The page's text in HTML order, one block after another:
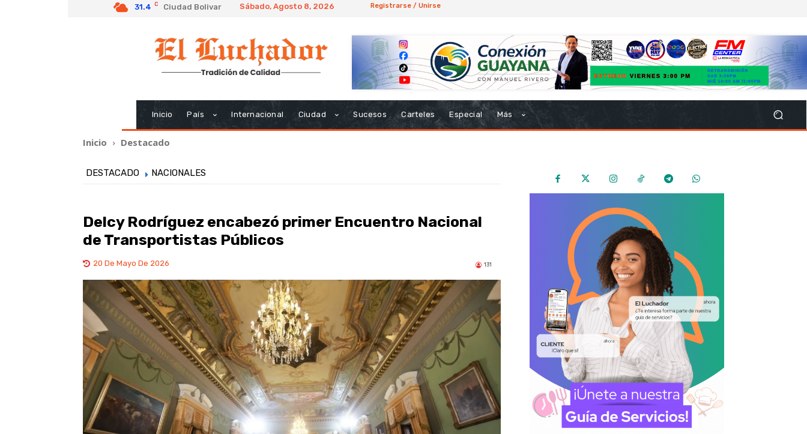
31.4 C Ciudad Bolivar Sábado, Agosto 8, 2026 Registrarse / Unirse
Inicio País Internacional Ciudad Sucesos Carteles Especial Más
Inicio Destacado
DESTACADO NACIONALES
Delcy Rodríguez encabezó primer Encuentro Nacional
de Transportistas Públicos
20 De Mayo De 2026 131